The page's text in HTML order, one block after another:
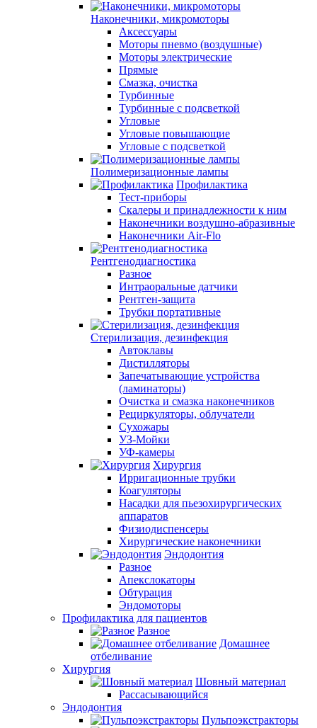
Наконечники, микромоторы
Аксессуары
Моторы пневмо (воздушные)
Моторы электрические
Прямые
Смазка, очистка
Турбинные
Турбинные с подсветкой
Угловые
Угловые повышающие
Угловые с подсветкой
Полимеризационные лампы
Профилактика
Тест-приборы
Скалеры и принадлежности к ним
Наконечники воздушно-абразивные
Наконечники Air-Flo
Рентгенодиагностика
Разное
Интраоральные датчики
Рентген-защита
Трубки портативные
Стерилизация, дезинфекция
Автоклавы
Дистилляторы
Запечатывающие устройства
(ламинаторы)
Очистка и смазка наконечников
Рециркуляторы, облучатели
Сухожары
УЗ-Мойки
УФ-камеры
Хирургия
Ирригационные трубки
Коагуляторы
Насадки для пьезохирургических
аппаратов
Физиодиспенсеры
Хирургические наконечники
Эндодонтия
Разное
Апекслокаторы
Обтурация
Эндомоторы
Профилактика для пациентов
Разное
Домашнее
отбеливание
Хирургия
Шовный материал
Рассасывающийся
Эндодонтия
Пульпоэкстракторы